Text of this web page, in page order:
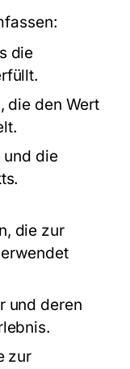
die
die den Wert
und die
die zur
und deren
zur